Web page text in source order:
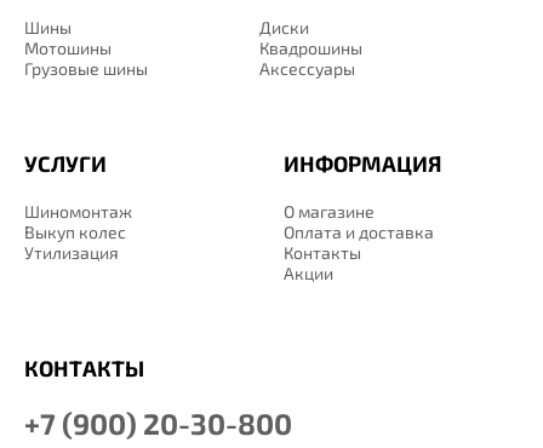
Шины
Диски
Мотошины
Квадрошины
Грузовые шины
Аксессуары
ИНФОРМАЦИЯ
О магазине
Оплата и доставка
Контакты
Акции
УСЛУГИ
Шиномонтаж
Выкуп колес
Утилизация
КОНТАКТЫ
+7 (900) 20-30-800